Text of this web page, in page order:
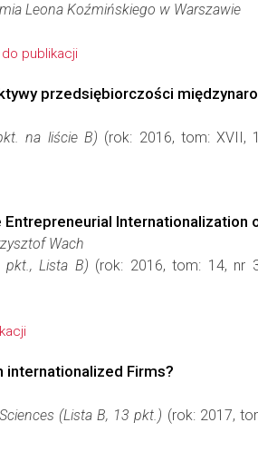
Leona Koźmińskiego w Warszawie
do publikacji
przedsiębiorczości
na liście B) (rok: 2016, tom: XVII,
Wach
pkt., Lista B) (rok: 2016, tom: 14, nr
Firms?
(Lista B, 13 pkt.) (rok: 2017,